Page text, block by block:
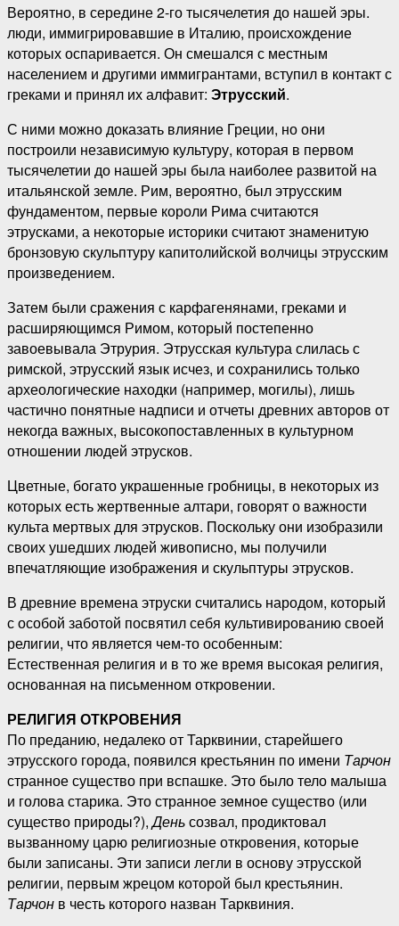
Вероятно, в середине 2-го тысячелетия до нашей эры.
люди, иммигрировавшие в Италию, происхождение
которых оспаривается. Он смешался с местным
населением и другими иммигрантами, вступил в контакт с
греками и принял их алфавит: Этрусский.
С ними можно доказать влияние Греции, но они
построили независимую культуру, которая в первом
тысячелетии до нашей эры была наиболее развитой на
итальянской земле. Рим, вероятно, был этрусским
фундаментом, первые короли Рима считаются
этрусками, а некоторые историки считают знаменитую
бронзовую скульптуру капитолийской волчицы этрусским
произведением.
Затем были сражения с карфагенянами, греками и
расширяющимся Римом, который постепенно
завоевывала Этрурия. Этрусская культура слилась с
римской, этрусский язык исчез, и сохранились только
археологические находки (например, могилы), лишь
частично понятные надписи и отчеты древних авторов от
некогда важных, высокопоставленных в культурном
отношении людей этрусков.
Цветные, богато украшенные гробницы, в некоторых из
которых есть жертвенные алтари, говорят о важности
культа мертвых для этрусков. Поскольку они изобразили
своих ушедших людей живописно, мы получили
впечатляющие изображения и скульптуры этрусков.
В древние времена этруски считались народом, который
с особой заботой посвятил себя культивированию своей
религии, что является чем-то особенным:
Естественная религия и в то же время высокая религия,
основанная на письменном откровении.
РЕЛИГИЯ ОТКРОВЕНИЯ
По преданию, недалеко от Тарквинии, старейшего
этрусского города, появился крестьянин по имени Тарчон
странное существо при вспашке. Это было тело малыша
и голова старика. Это странное земное существо (или
существо природы?),Деньсозвал, продиктовал
вызванному царю религиозные откровения, которые
были записаны. Эти записи легли в основу этрусской
религии, первым жрецом которой был крестьянин.
Тарчон в честь которого назван Тарквиния.